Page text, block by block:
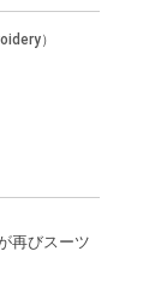
再びスーツ